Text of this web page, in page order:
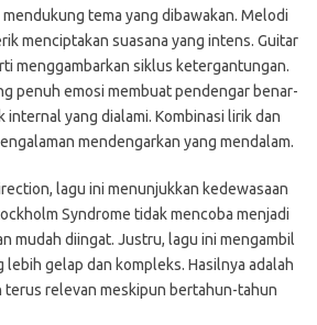
tema yang dibawakan. Melodi
menciptakan suasana yang intens. Guitar
menggambarkan siklus ketergantungan.
penuh emosi membuat pendengar benar-
internal yang dialami. Kombinasi lirik dan
mendengarkan yang mendalam.
lagu ini menunjukkan kedewasaan
Syndrome tidak mencoba menjadi
mudah diingat. Justru, lagu ini mengambil
lebih gelap dan kompleks. Hasilnya adalah
terus relevan meskipun bertahun-tahun